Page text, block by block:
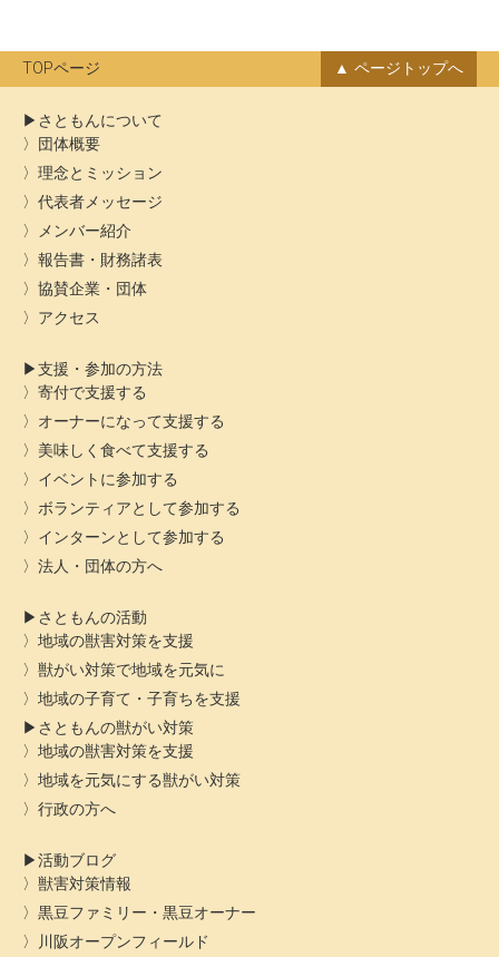
ブ
TOPページ ページトップへ
さともんについて
団体概要
理念とミッション
代表者メッセージ
メンバー紹介
報告書・財務諸表
協賛企業・団体
アクセス
支援・参加の方法
寄付で支援する
オーナーになって支援する
美味しく食べて支援する
イベントに参加する
ボランティアとして参加する
インターンとして参加する
法人・団体の方へ
さともんの活動
地域の獣害対策を支援
獣がい対策で地域を元気に
地域の子育て・子育ちを支援
さともんの獣がい対策
地域の獣害対策を支援
地域を元気にする獣がい対策
行政の方へ
活動ブログ
獣害対策情報
黒豆ファミリー・黒豆オーナー
川阪オープンフィールド